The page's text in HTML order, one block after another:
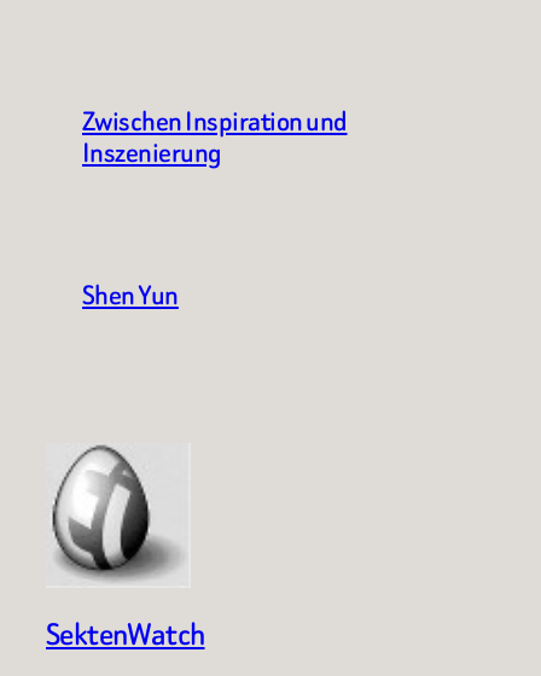
Zwischen Inspiration und
Inszenierung
Shen Yun
SektenWatch